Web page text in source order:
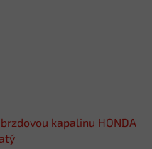
kapalinu HONDA